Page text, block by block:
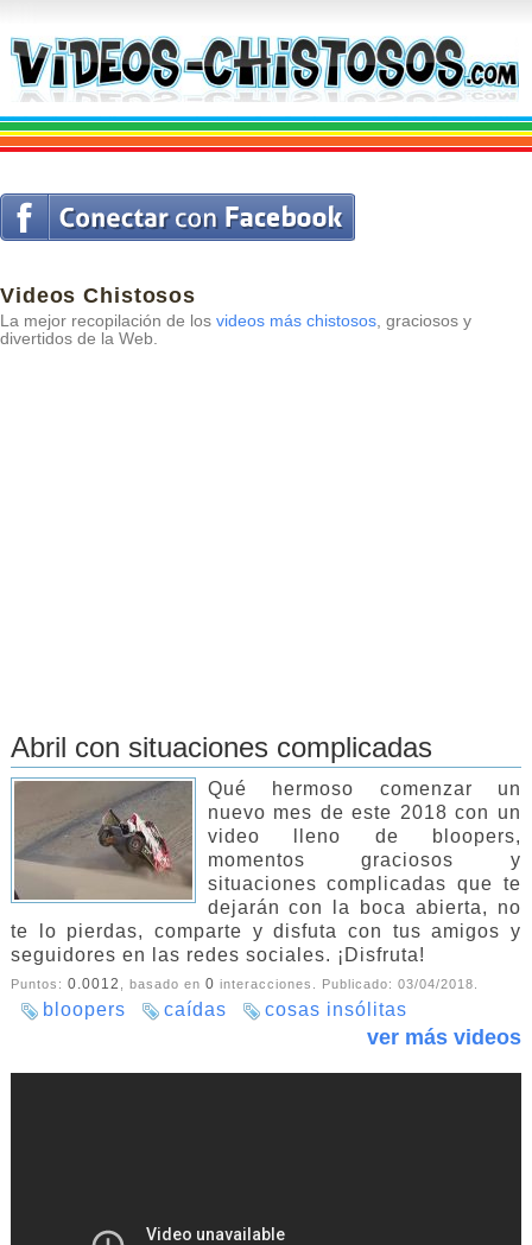
Videos Chistosos
La mejor recopilación de los videos más chistosos, graciosos y
divertidos de la Web.
Abril con situaciones complicadas
Qué hermoso comenzar un
nuevo mes de este 2018 con un
video lleno de bloopers,
momentos graciosos y
situaciones complicadas que te
dejarán con la boca abierta, no
te lo pierdas, comparte y disfuta con tus amigos y
seguidores en las redes sociales. ¡Disfruta!
Puntos: 0.0012 , basado en 0 interacciones. Publicado: 03/04/2018.
bloopers caídas cosas insólitas
ver más videos